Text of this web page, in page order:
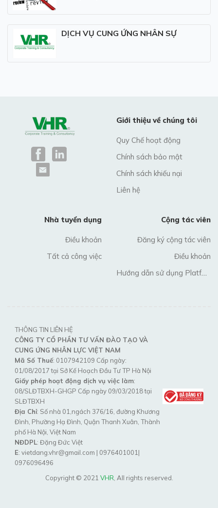
DỊCH VỤ CUNG ỨNG NHÂN SỰ
Giới thiệu về chúng tôi
Quy Chế hoạt động
Chính sách bảo mật
Chính sách khiếu nại
Liên hệ
Nhà tuyển dụng
Điều khoản
Tất cả công việc
Cộng tác viên
Đăng ký cộng tác viên
Điều khoản
Hướng dẫn sử dụng Platform
THÔNG TIN LIÊN HỆ
CÔNG TY CỔ PHẦN TƯ VẤN ĐÀO TẠO VÀ
CUNG ỨNG NHÂN LỰC VIỆT NAM
Mã Số Thuế: 0107942109 Cấp ngày:
01/08/2017 tại Sở Kế Hoạch Đầu Tư TP Hà Nội
Giấy phép hoạt động dịch vụ việc làm:
08/SLĐTBXH-GHGP Cấp ngày 09/03/2018 tại
SLĐTBXH
Địa Chỉ: Số nhà 01,ngách 376/16, đường Khương
Đình, Phường Hạ Đình, Quận Thanh Xuân, Thành
phố Hà Nội, Việt Nam
NĐDPL: Đặng Đức Việt
E: vietdang.vhr@gmail.com | 0976401001|
0976096496
Copyright © 2021 VHR , All rights reserved.